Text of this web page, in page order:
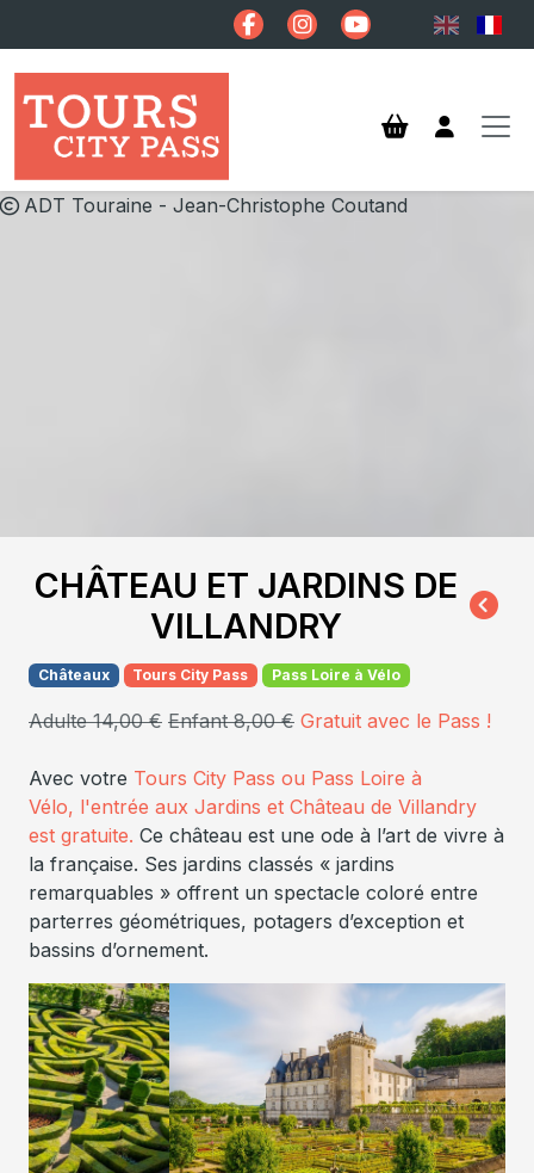
Aller au contenu principal
ADT Touraine - Jean-Christophe Coutand
CHÂTEAU ET JARDINS DE
VILLANDRY
Châteaux Tours City Pass Pass Loire à Vélo
Adulte 14,00 € Enfant 8,00 € Gratuit avec le Pass !
Avec votre Tours City Pass ou Pass Loire à
Vélo, l'entrée aux Jardins et Château de Villandry
est gratuite. Ce château est une ode à l’art de vivre à
la française. Ses jardins classés « jardins
remarquables » offrent un spectacle coloré entre
parterres géométriques, potagers d’exception et
bassins d’ornement.